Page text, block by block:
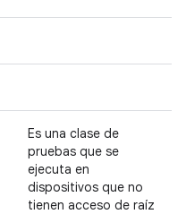
Es una clase de
pruebas que se
ejecuta en
dispositivos que no
tienen acceso de raíz